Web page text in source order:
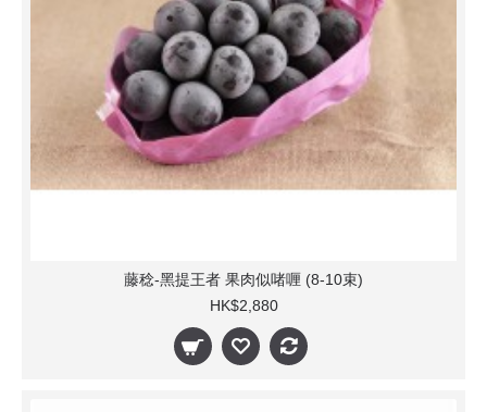
藤稔-黑提王者 果肉似啫喱 (8-10束)
HK$2,880